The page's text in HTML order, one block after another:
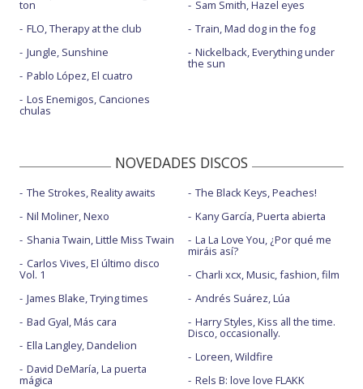
ton
FLO, Therapy at the club
Jungle, Sunshine
Pablo López, El cuatro
Los Enemigos, Canciones
chulas
Sam Smith, Hazel eyes
Train, Mad dog in the fog
Nickelback, Everything under
the sun
NOVEDADES DISCOS
The Strokes, Reality awaits
Nil Moliner, Nexo
Shania Twain, Little Miss Twain
Carlos Vives, El último disco
Vol. 1
James Blake, Trying times
Bad Gyal, Más cara
Ella Langley, Dandelion
David DeMaría, La puerta
mágica
The Black Keys, Peaches!
Kany García, Puerta abierta
La La Love You, ¿Por qué me
miráis así?
Charli xcx, Music, fashion, film
Andrés Suárez, Lúa
Harry Styles, Kiss all the time.
Disco, occasionally.
Loreen, Wildfire
Rels B: love love FLAKK